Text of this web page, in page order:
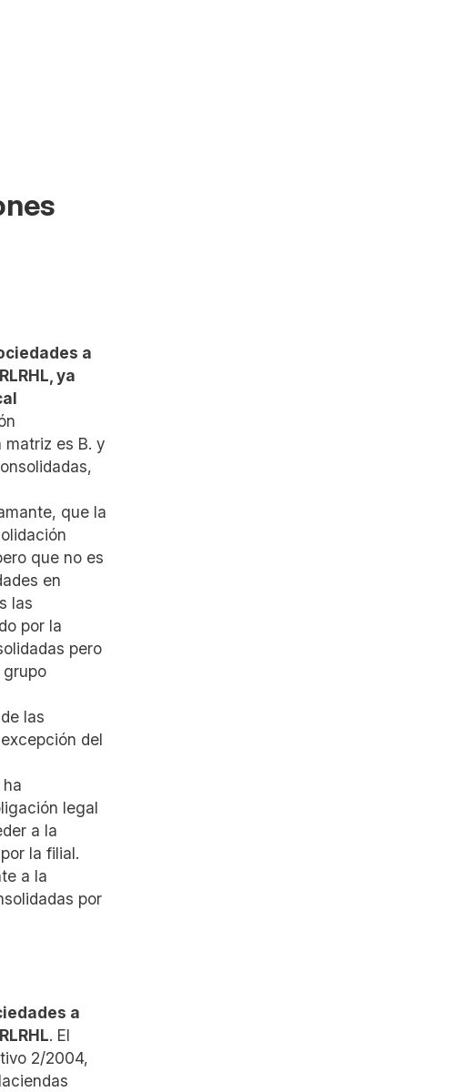
a
ya
es B. y
que la
que no es
en
las
por la
pero
las
del
legal
a la
la filial.
a la
por
a
. El
2/2004,